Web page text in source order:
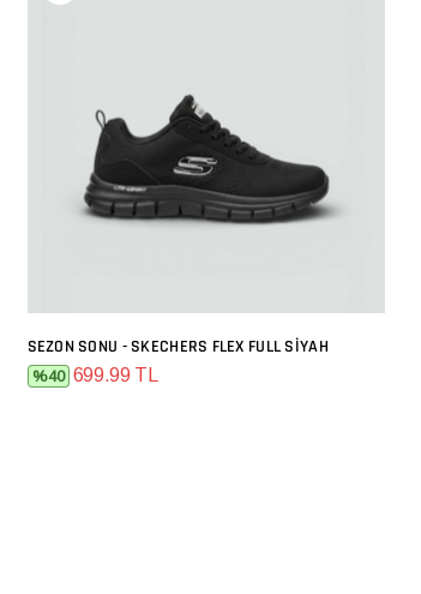
SEPETE EKLE
SEZON SONU - SKECHERS FLEX FULL SIYAH
%40 699.99 TL